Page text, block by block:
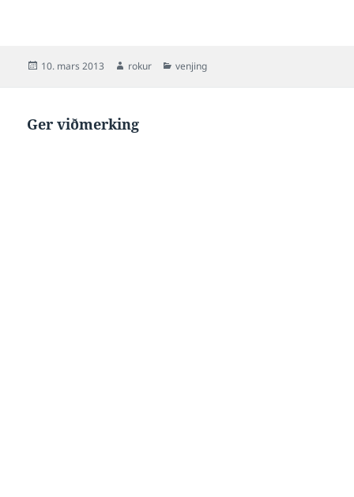
heldur enn hesir 40…
Posted
10. mars 2013 Author
rokur Categories
venjing
Ger viðmerking